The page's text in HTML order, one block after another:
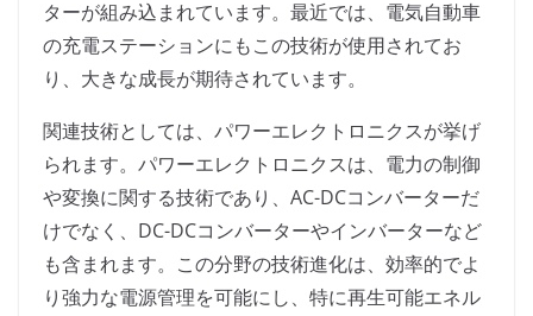
ターが組み込まれています。最近では、電気自動車
の充電ステーションにもこの技術が使用されてお
り、大きな成長が期待されています。
関連技術としては、パワーエレクトロニクスが挙げ
られます。パワーエレクトロニクスは、電力の制御
や変換に関する技術であり、AC-DCコンバーターだ
けでなく、DC-DCコンバーターやインバーターなど
も含まれます。この分野の技術進化は、効率的でよ
り強力な電源管理を可能にし、特に再生可能エネル